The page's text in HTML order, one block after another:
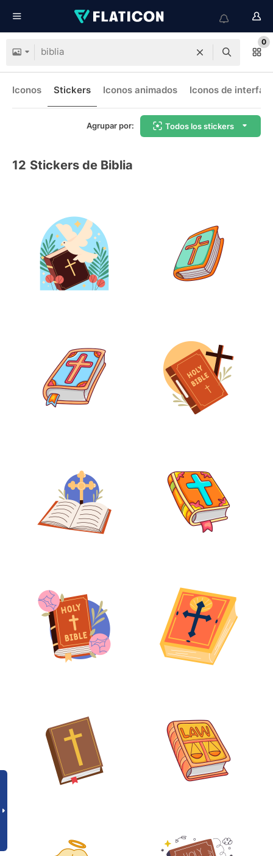
0
Iconos Stickers Iconos animados Iconos de interfaz
Agrupar por: Todos los stickers
12 Stickers de Biblia